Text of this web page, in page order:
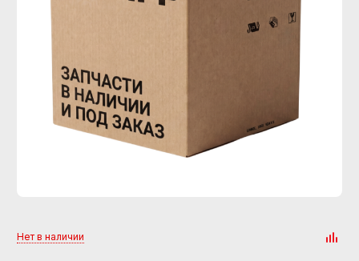
Нет в наличии